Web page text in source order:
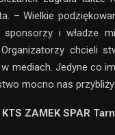
– Wielkie
i władze
chcieli
mediach. Jedyne co
mocno nas
ZAMEK SPAR